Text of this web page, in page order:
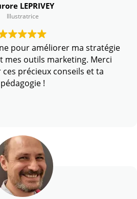
LEPRIVEY
Illustratrice
pour améliorer ma stratégie
mes outils marketing. Merci
précieux conseils et ta
pédagogie !